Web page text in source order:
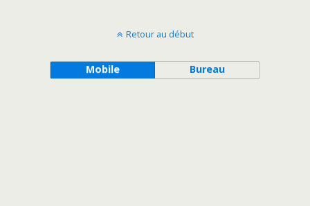
Retour au début
Mobile Bureau